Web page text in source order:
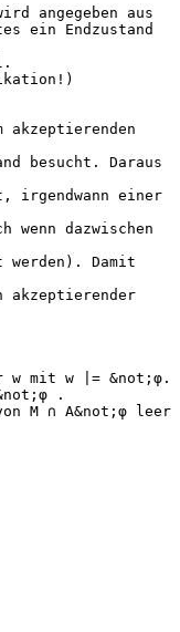
angegeben aus
ein Endzustand
besucht. Daraus
irgendwann einer
wenn dazwischen
werden). Damit
akzeptierender
w mit w |= &not;φ.
.
M ∩ A&not;φ leer